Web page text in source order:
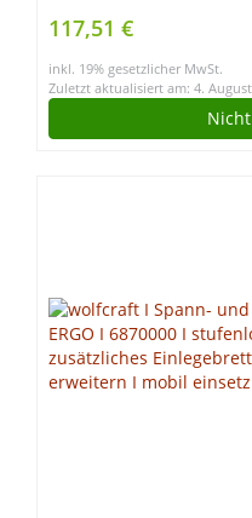
großer Arbeitsfläche,
bis 250 kg belastbar,
117,51 €
inkl. 19% gesetzlicher MwSt.
Zuletzt aktualisiert am: 4.